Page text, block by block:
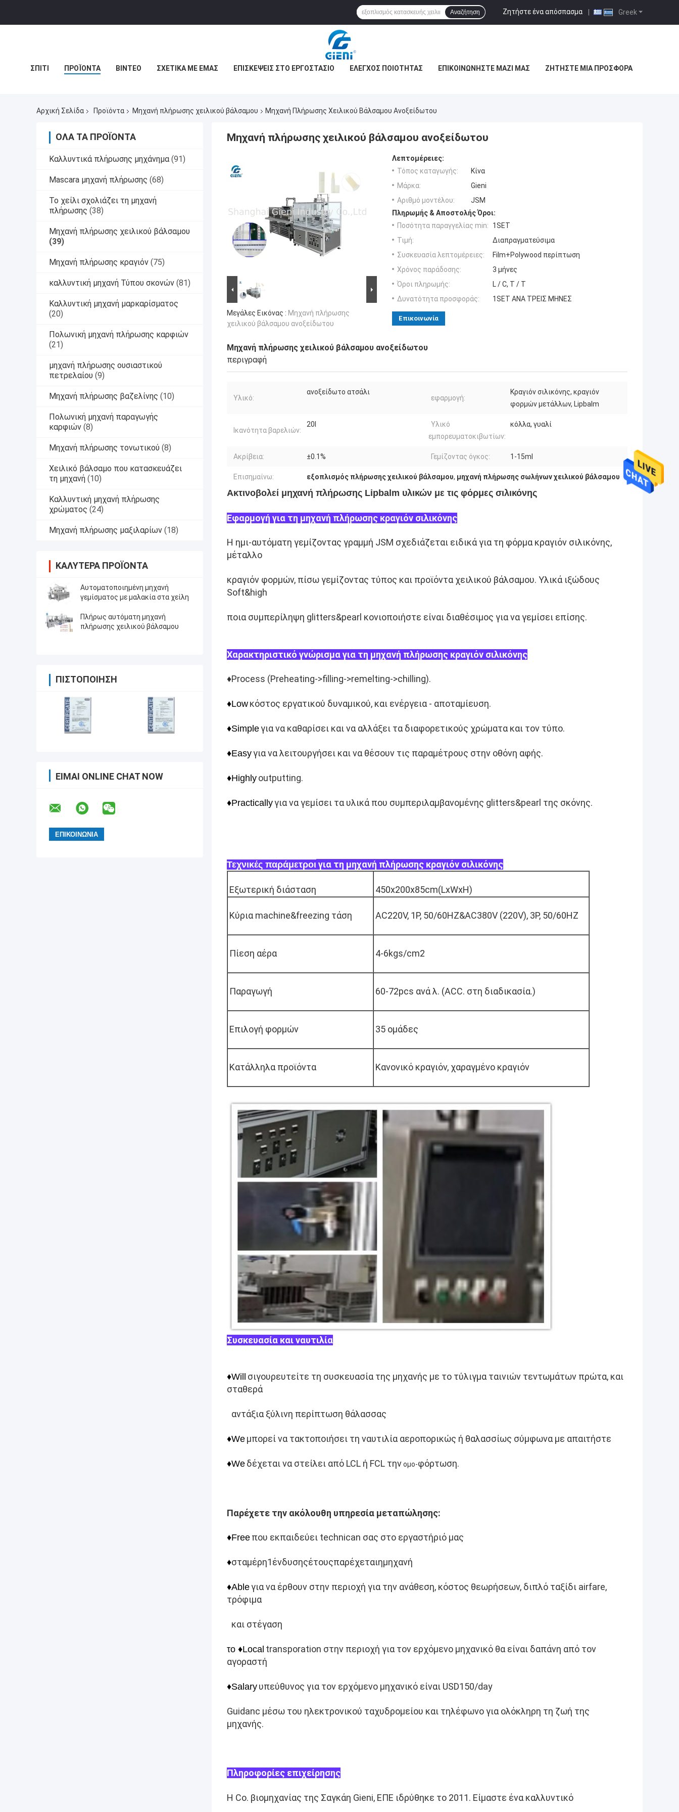
Greek
Ζητήστε ένα απόσπασμα |
Αναζήτηση
ΣΠΊΤΙ ΠΡΟΪΌΝΤΑ ΒΊΝΤΕΟ ΣΧΕΤΙΚΆ ΜΕ ΕΜΆΣ ΕΠΙΣΚΈΨΕΙΣ ΣΤΟ ΕΡΓΟΣΤΆΣΙΟ ΈΛΕΓΧΟΣ ΠΟΙΌΤΗΤΑΣ ΕΠΙΚΟΙΝΩΝΉΣΤΕ ΜΑΖΊ ΜΑΣ ΖΗΤΉΣΤΕ ΜΙΑ ΠΡΟΣΦΟΡΆ
Αρχική Σελίδα Προϊόντα Μηχανή πλήρωσης χειλικού βάλσαμου Μηχανή Πλήρωσης Χειλικού Βάλσαμου Ανοξείδωτου
ΌΛΑ ΤΑ ΠΡΟΪΌΝΤΑ
Καλλυντικά πλήρωσης μηχάνημα (91)
Mascara μηχανή πλήρωσης (68)
Το χείλι σχολιάζει τη μηχανή
πλήρωσης (38)
Μηχανή πλήρωσης χειλικού βάλσαμου
(39)
Μηχανή πλήρωσης κραγιόν (75)
καλλυντική μηχανή Τύπου σκονών (81)
Καλλυντική μηχανή μαρκαρίσματος
(20)
Πολωνική μηχανή πλήρωσης καρφιών
(21)
μηχανή πλήρωσης ουσιαστικού
πετρελαίου (9)
Μηχανή πλήρωσης βαζελίνης (10)
Πολωνική μηχανή παραγωγής
καρφιών (8)
Μηχανή πλήρωσης τονωτικού (8)
Χειλικό βάλσαμο που κατασκευάζει
τη μηχανή (10)
Καλλυντική μηχανή πλήρωσης
χρώματος (24)
Μηχανή πλήρωσης μαξιλαρίων (18)
ΚΑΛΎΤΕΡΑ ΠΡΟΪΌΝΤΑ
Αυτοματοποιημένη μηχανή
γεμίσματος με μαλακία στα χείλη
Πλήρως αυτόματη μηχανή
πλήρωσης χειλικού βάλσαμου
ΠΙΣΤΟΠΟΊΗΣΗ
ΕΊΜΑΙ ONLINE CHAT NOW
Μηχανή πλήρωσης χειλικού βάλσαμου ανοξείδωτου
Μεγάλες Εικόνας : Μηχανή πλήρωσης
χειλικού βάλσαμου ανοξείδωτου
Λεπτομέρειες:
Τόπος καταγωγής:
Κίνα
Μάρκα:
Gieni
Αριθμό μοντέλου:
JSM
Πληρωμής & Αποστολής Όροι:
Ποσότητα παραγγελίας min:
1SET
Τιμή:
Διαπραγματεύσιμα
Συσκευασία λεπτομέρειες:
Film+Polywood περίπτωση
Χρόνος παράδοσης:
3 μήνες
Όροι πληρωμής:
L / C, T / T
Δυνατότητα προσφοράς:
1SET ΑΝΑ ΤΡΕΙΣ ΜΗΝΕΣ
Επικοινωνία
Μηχανή πλήρωσης χειλικού βάλσαμου ανοξείδωτου
περιγραφή
Υλικό:
ανοξείδωτο ατσάλι
εφαρμογή:
Κραγιόν σιλικόνης, κραγιόν
φορμών μετάλλων, Lipbalm
Ικανότητα βαρελιών:
20l
Υλικό
εμπορευματοκιβωτίων:
κόλλα, γυαλί
Ακρίβεια: ±0.1% Γεμίζοντας όγκος: 1-15ml
Επισημαίνω: εξοπλισμός πλήρωσης χειλικού βάλσαμου, μηχανή πλήρωσης σωλήνων χειλικού βάλσαμου
Ακτινοβολεί μηχανή πλήρωσης Lipbalm υλικών με τις φόρμες σιλικόνης
Εφαρμογή για τη μηχανή πλήρωσης κραγιόν σιλικόνης
Η ημι-αυτόματη γεμίζοντας γραμμή JSM σχεδιάζεται ειδικά για τη φόρμα κραγιόν σιλικόνης,
μέταλλο
κραγιόν φορμών, πίσω γεμίζοντας τύπος και προϊόντα χειλικού βάλσαμου. Υλικά ιξώδους
Soft&high
ποια συμπερίληψη glitters&pearl κονιοποιήστε είναι διαθέσιμος για να γεμίσει επίσης.
Χαρακτηριστικό γνώρισμα για τη μηχανή πλήρωσης κραγιόν σιλικόνης
♦Process (Preheating->filling->remelting->chilling).
♦Low κόστος εργατικού δυναμικού, και ενέργεια - αποταμίευση.
♦Simpleγια να καθαρίσει και να αλλάξει τα διαφορετικούς χρώματα και τον τύπο.
♦Easyγια να λειτουργήσει και να θέσουν τις παραμέτρους στην οθόνη αφής.
♦Highly outputting.
♦Practicallyγια να γεμίσει τα υλικά που συμπεριλαμβανομένης glitters&pearl της σκόνης.
Τεχνικές παράμετροι για τη μηχανή πλήρωσης κραγιόν σιλικόνης
Εξωτερική διάσταση 450x200x85cm(LxWxH)
Κύρια machine&freezing τάση AC220V, 1P, 50/60HZ&AC380V (220V), 3P, 50/60HZ
Πίεση αέρα 4-6kgs/cm2
Παραγωγή 60-72pcs ανά λ. (ACC. στη διαδικασία.)
Επιλογή φορμών 35 ομάδες
Κατάλληλα προϊόντα Κανονικό κραγιόν, χαραγμένο κραγιόν
Συσκευασία και ναυτιλία
♦Will
σιγουρευτείτε τη συσκευασία της μηχανής με το τύλιγμα ταινιών τεντωμάτων πρώτα, και
σταθερά
αντάξια ξύλινη περίπτωση θάλασσας
♦We μπορεί να τακτοποιήσει τη ναυτιλία αεροπορικώς ή θαλασσίως σύμφωνα με απαιτήστε
♦We δέχεται να στείλει από LCL ή FCL τηνομο-φόρτωση.
Παρέχετε την ακόλουθη υπηρεσία μεταπώλησης:
♦Free που εκπαιδεύει technican σας στο εργαστήριό μας
♦σταμέρη1ένδυσηςέτουςπαρέχεταιημηχανή
♦Ableγια να έρθουν στην περιοχή για την ανάθεση, κόστος θεωρήσεων, διπλό ταξίδι airfare,
τρόφιμα
και στέγαση
το ♦Local transporation στην περιοχή για τον ερχόμενο μηχανικό θα είναι δαπάνη από τον
αγοραστή
♦Salary υπεύθυνος για τον ερχόμενο μηχανικό είναι USD150/day
Guidanc μέσω του ηλεκτρονικού ταχυδρομείου και τηλέφωνο για ολόκληρη τη ζωή της
μηχανής.
Πληροφορίες επιχείρησης
Η Co. βιομηχανίας της Σαγκάη Gieni, ΕΠΕ ιδρύθηκε το 2011. Είμαστε ένα καλλυντικό